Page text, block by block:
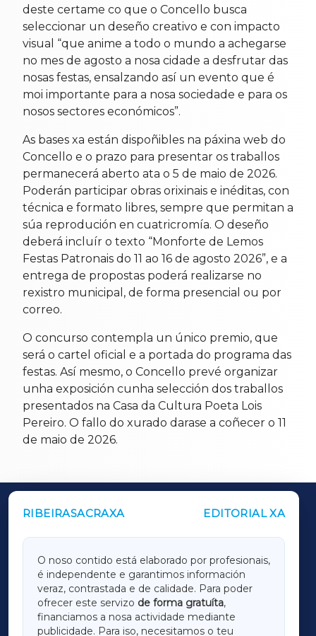
deste certame co que o Concello busca
seleccionar un deseño creativo e con impacto
visual “que anime a todo o mundo a achegarse
no mes de agosto a nosa cidade a desfrutar das
nosas festas, ensalzando así un evento que é
moi importante para a nosa sociedade e para os
nosos sectores económicos”.
As bases xa están dispoñibles na páxina web do
Concello e o prazo para presentar os traballos
permanecerá aberto ata o 5 de maio de 2026.
Poderán participar obras orixinais e inéditas, con
técnica e formato libres, sempre que permitan a
súa reprodución en cuatricromía. O deseño
deberá incluír o texto “Monforte de Lemos
Festas Patronais do 11 ao 16 de agosto 2026”, e a
entrega de propostas poderá realizarse no
rexistro municipal, de forma presencial ou por
correo.
O concurso contempla un único premio, que
será o cartel oficial e a portada do programa das
festas. Así mesmo, o Concello prevé organizar
unha exposición cunha selección dos traballos
presentados na Casa da Cultura Poeta Lois
Pereiro. O fallo do xurado darase a coñecer o 11
de maio de 2026.
RIBEIRASACRAXA EDITORIAL XA
O noso contido está elaborado por profesionais,
é independente e garantimos información
veraz, contrastada e de calidade. Para poder
ofrecer este servizo de forma gratuíta,
financiamos a nosa actividade mediante
publicidade. Para iso, necesitamos o teu
OUTROS PERIÓDICOS
LUGOXA
TERRACHAXA